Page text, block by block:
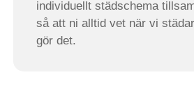
individuellt städschema
så att ni alltid vet när vi
gör det.